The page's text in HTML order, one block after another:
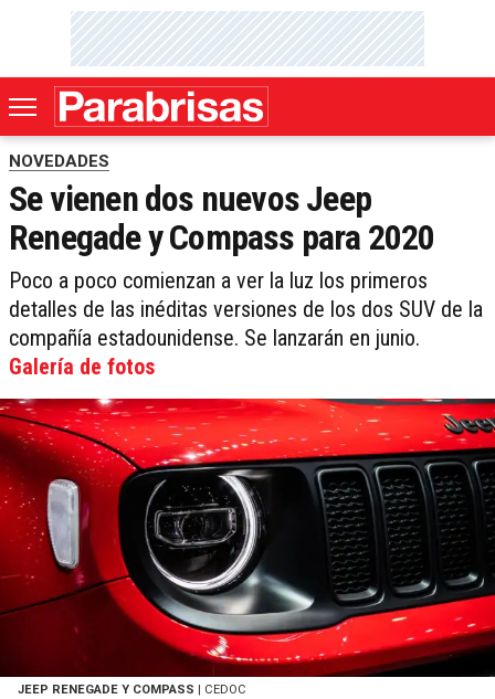
NOVEDADES
Se vienen dos nuevos Jeep
Renegade y Compass para 2020
Poco a poco comienzan a ver la luz los primeros
detalles de las inéditas versiones de los dos SUV de la
compañía estadounidense. Se lanzarán en junio.
Galería de fotos
JEEP RENEGADE Y COMPASS | CEDOC